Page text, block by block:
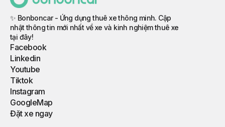
✨ Bonboncar - Ứng dụng thuê xe thông minh. Cập
nhật thông tin mới nhất về xe và kinh nghiệm thuê xe
tại đây!
Facebook
Linkedin
Youtube
Tiktok
Instagram
GoogleMap
Đặt xe ngay